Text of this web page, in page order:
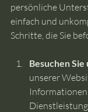
persönliche
einfach und
Schritte, die Sie
Besuchen
unserer